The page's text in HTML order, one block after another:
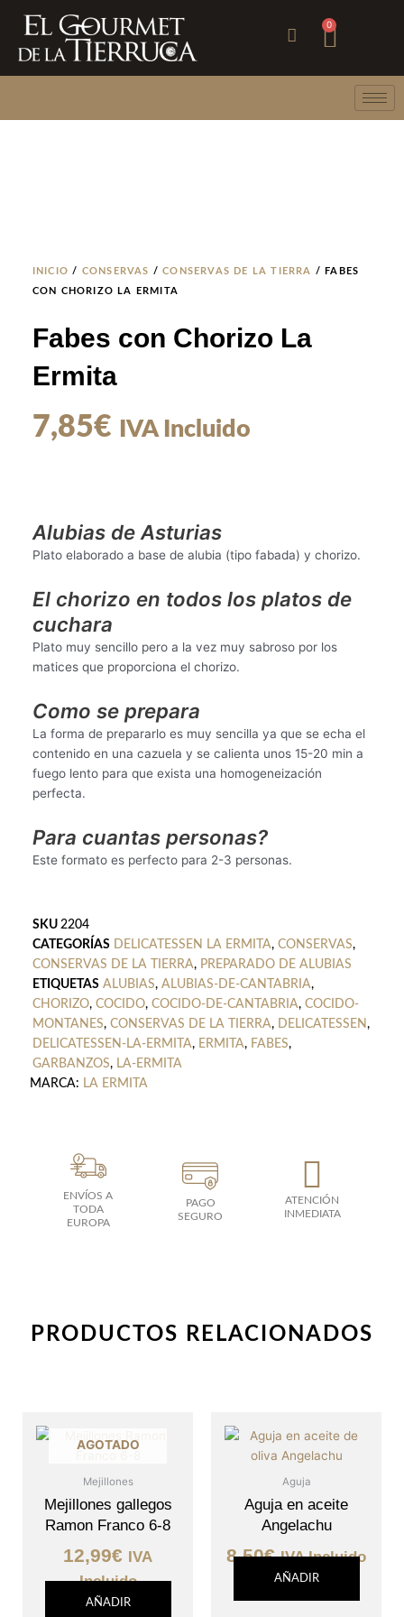
contenido
0
INICIO / CONSERVAS /CONSERVAS DE LA TIERRA
/ FABES
CON CHORIZO LA ERMITA
Fabes con Chorizo La
Ermita
7,85€ IVA Incluido
Alubias de Asturias
Plato elaborado a base de alubia (tipo fabada) y chorizo.
El chorizo en todos los platos de
cuchara
Plato muy sencillo pero a la vez muy sabroso por los
matices que proporciona el chorizo.
Como se prepara
La forma de prepararlo es muy sencilla ya que se echa el
contenido en una cazuela y se calienta unos 15-20 min a
fuego lento para que exista una homogeneización
perfecta.
Para cuantas personas?
Este formato es perfecto para 2-3 personas.
SKU 2204
CATEGORÍAS DELICATESSEN LA ERMITA, CONSERVAS,
CONSERVAS DE LA TIERRA, PREPARADO DE ALUBIAS
ETIQUETAS ALUBIAS, ALUBIAS-DE-CANTABRIA,
CHORIZO, COCIDO, COCIDO-DE-CANTABRIA, COCIDO-
MONTANES, CONSERVAS DE LA TIERRA, DELICATESSEN,
DELICATESSEN-LA-ERMITA, ERMITA, FABES,
GARBANZOS, LA-ERMITA
MARCA: LA ERMITA
ENVÍOS A
TODA
EUROPA
PAGO
SEGURO
ATENCIÓN
INMEDIATA
PRODUCTOS RELACIONADOS
AGOTADO
Mejillones
Mejillones gallegos
Ramon Franco 6-8
12,99€
IVA
Incluido
AÑADIR
Aguja
Aguja en aceite
Angelachu
8,50€ IVA Incluido
AÑADIR